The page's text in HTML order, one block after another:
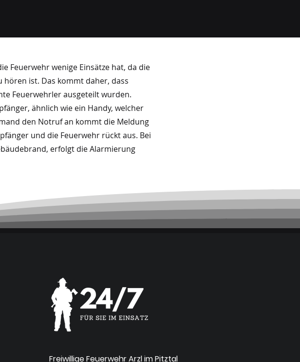
Feuerwehr wenige Einsätze hat, da die
ist. Das kommt daher, dass
Feuerwehrler ausgeteilt wurden.
ähnlich wie ein Handy, welcher
den Notruf an kommt die Meldung
und die Feuerwehr rückt aus. Bei
erfolgt die Alarmierung
Freiwillige Feuerwehr Arzl im Pitztal